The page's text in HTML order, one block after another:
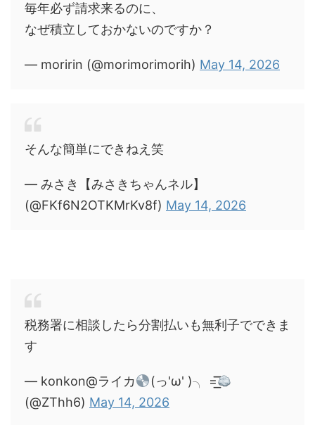
毎年必ず請求来るのに、
なぜ積立しておかないのですか？
— moririn (@morimorimorih) May 14, 2026
そんな簡単にできねえ笑
— みさき【みさきちゃんネル】
(@FKf6N2OTKMrKv8f) May 14, 2026
税務署に相談したら分割払いも無利子でできま
す
— konkon@ライカ
(っ'ω' )╮ =͟͟͞͞
(@ZThh6) May 14, 2026